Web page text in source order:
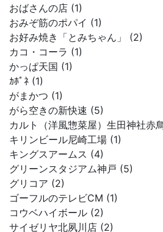
おばさんの店 (1)
おみぞ筋のポパイ (1)
お好み焼き「とみちゃん」 (2)
カコ・コーラ (1)
かっぱ天国 (1)
ｶﾎﾟﾈ (1)
がまかつ (1)
がら空きの新快速 (5)
カルト（洋風惣菜屋）生田神社赤
キリンビール尼崎工場 (1)
キングスアームス (4)
グリーンスタジアム神戸 (5)
グリコア (2)
ゴーフルのテレビCM (1)
コウベハイボール (2)
サイゼリヤ北夙川店 (2)